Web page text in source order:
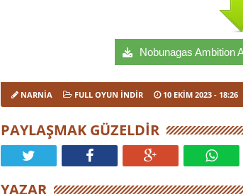
Nobunagas Ambition
NARNIA FULL OYUN İNDIR 10 EKIM 2023 - 18:26
PAYLAŞMAK GÜZELDIR
YAZAR